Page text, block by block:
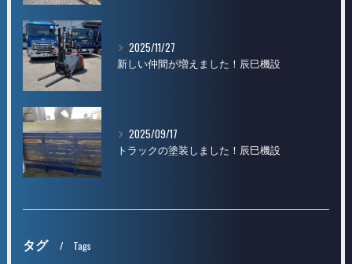
2025/11/27
新しい仲間が増えました！辰巳機設
2025/09/17
トラックの塗装しました！辰巳機設
タグ Tags